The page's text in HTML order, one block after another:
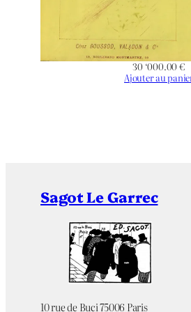
30 ‘000.00 €
Ajouter au
Sagot Le Garrec
10 rue de Buci 75006 Paris